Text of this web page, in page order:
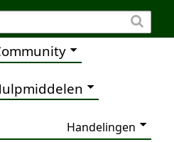
Handelingen